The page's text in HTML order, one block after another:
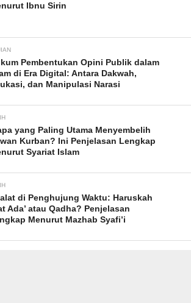
Ibnu Sirin
Pembentukan Opini Publik dalam
di Era Digital: Antara Dakwah,
dan Manipulasi Narasi
yang Paling Utama Menyembelih
Kurban? Ini Penjelasan Lengkap
Syariat Islam
di Penghujung Waktu: Haruskah
Ada’ atau Qadha? Penjelasan
Menurut Mazhab Syafi’i